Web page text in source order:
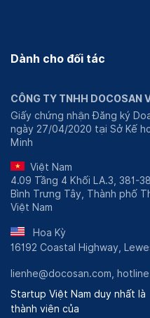
Dành cho đối tác
CÔNG TY TNHH DOCOSAN
Giấy chứng nhận Đăng ký
ngày 27/04/2020 tại Sở Kế
Minh
Việt Nam
4.09 Tầng 4 Khối LA.3, 381-
Bình Trưng Tây, Thành phố
Việt Nam
Hoa Kỳ
16192 Coastal Highway,
lienhe@docosan.com,
Startup Việt Nam duy nhất là
thành viên của